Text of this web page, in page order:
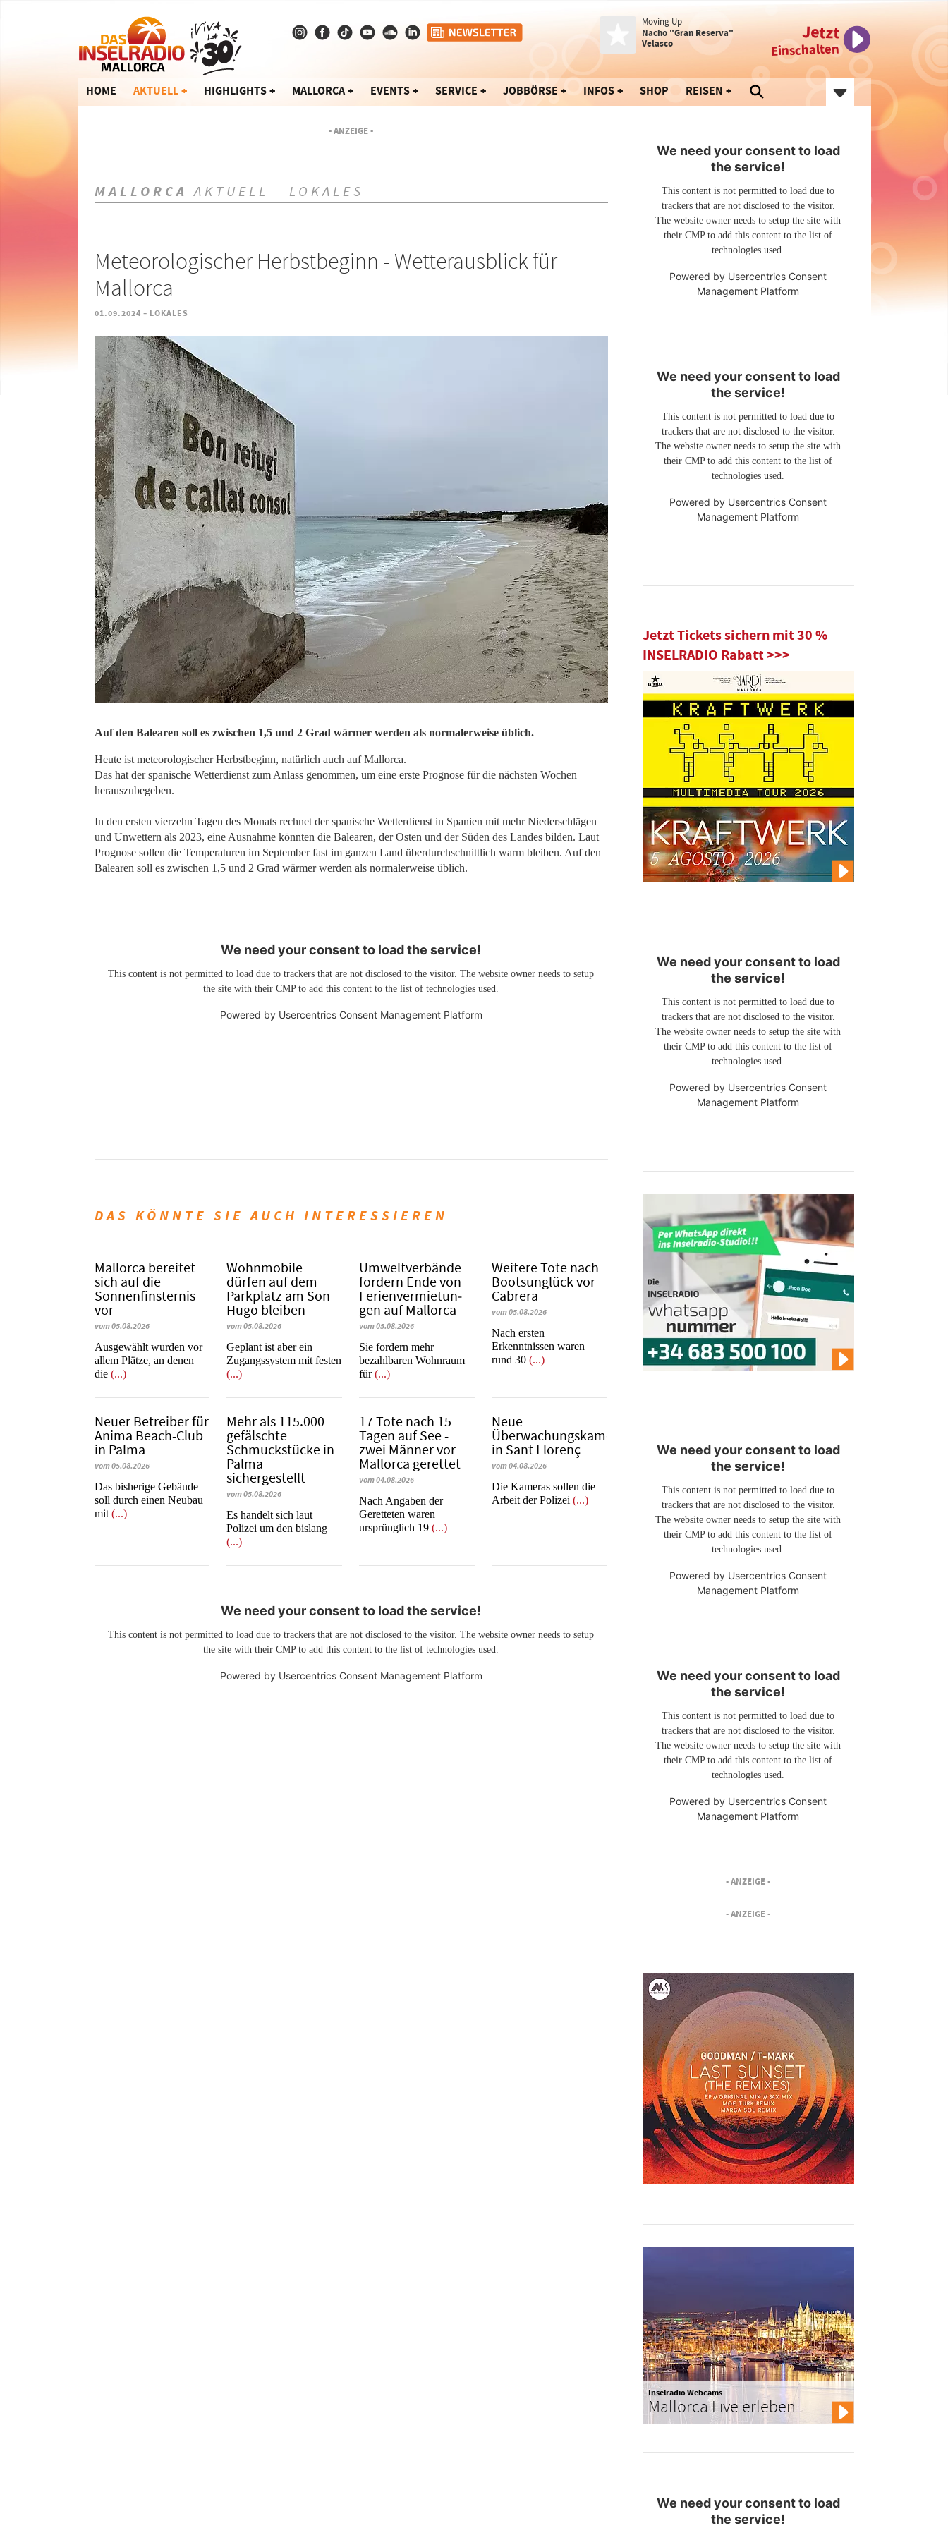
Moving Up
Nacho "Gran Reserva"
Velasco
Jetzt
Einschalten
HOME AKTUELL HIGHLIGHTS MALLORCA EVENTS SERVICE JOBBÖRSE INFOS SHOP REISEN
- ANZEIGE -
MALLORCA AKTUELL - LOKALES
Meteorologischer Herbstbeginn - Wetterausblick für
Mallorca
01.09.2024 - LOKALES
Auf den Balearen soll es zwischen 1,5 und 2 Grad wärmer werden als normalerweise üblich.
Heute ist meteorologischer Herbstbeginn, natürlich auch auf Mallorca.
Das hat der spanische Wetterdienst zum Anlass genommen, um eine erste Prognose für die nächsten Wochen
herauszubegeben.
In den ersten vierzehn Tagen des Monats rechnet der spanische Wetterdienst in Spanien mit mehr Niederschlägen
und Unwettern als 2023, eine Ausnahme könnten die Balearen, der Osten und der Süden des Landes bilden. Laut
Prognose sollen die Temperaturen im September fast im ganzen Land überdurchschnittlich warm bleiben. Auf den
Balearen soll es zwischen 1,5 und 2 Grad wärmer werden als normalerweise üblich.
We need your consent to load the service!
This content is not permitted to load due to trackers that are not disclosed to the visitor. The website owner needs to setup
the site with their CMP to add this content to the list of technologies used.
Powered by Usercentrics Consent Management Platform
DAS KÖNNTE SIE AUCH INTERESSIEREN
Mallorca bereitet
sich auf die
Sonnenfinsternis
vor
vom 05.08.2026
Ausgewählt wurden vor
allem Plätze, an denen
die (...)
Wohnmobile
dürfen auf dem
Parkplatz am Son
Hugo bleiben
vom 05.08.2026
Geplant ist aber ein
Zugangssystem mit festen
(...)
Umweltverbände
fordern Ende von
Fe­ri­en­ver­mie­tun­
gen auf Mallorca
vom 05.08.2026
Sie fordern mehr
bezahlbaren Wohnraum
für(...)
Weitere Tote nach
Bootsunglück vor
Cabrera
vom 05.08.2026
​​​​​​​Nach ersten
Erkenntnissen waren
rund 30(...)
Neuer Betreiber für
Anima Beach-Club
in Palma
vom 05.08.2026
Das bisherige Gebäude
soll durch einen Neubau
mit (...)
Mehr als 115.000
gefälschte
Schmuckstücke in
Palma
sichergestellt
vom 05.08.2026
Es handelt sich laut
Polizei um den bislang
(...)
17 Tote nach 15
Tagen auf See -
zwei Männer vor
Mallorca gerettet
vom 04.08.2026
Nach Angaben der
Geretteten waren
ursprünglich 19(...)
Neue
Überwachungskameras
in Sant Llorenç
vom 04.08.2026
​​​​​​​Die Kameras sollen die
Arbeit der Polizei(...)
We need your consent to load the service!
This content is not permitted to load due to trackers that are not disclosed to the visitor. The website owner needs to setup
the site with their CMP to add this content to the list of technologies used.
Powered by Usercentrics Consent Management Platform
We need your consent to load
the service!
This content is not permitted to load due to
trackers that are not disclosed to the visitor.
The website owner needs to setup the site with
their CMP to add this content to the list of
technologies used.
Powered by Usercentrics Consent
Management Platform
We need your consent to load
the service!
This content is not permitted to load due to
trackers that are not disclosed to the visitor.
The website owner needs to setup the site with
their CMP to add this content to the list of
technologies used.
Powered by Usercentrics Consent
Management Platform
Jetzt Tickets sichern mit 30 %
INSELRADIO Rabatt >>>
We need your consent to load
the service!
This content is not permitted to load due to
trackers that are not disclosed to the visitor.
The website owner needs to setup the site with
their CMP to add this content to the list of
technologies used.
Powered by Usercentrics Consent
Management Platform
We need your consent to load
the service!
This content is not permitted to load due to
trackers that are not disclosed to the visitor.
The website owner needs to setup the site with
their CMP to add this content to the list of
technologies used.
Powered by Usercentrics Consent
Management Platform
We need your consent to load
the service!
This content is not permitted to load due to
trackers that are not disclosed to the visitor.
The website owner needs to setup the site with
their CMP to add this content to the list of
technologies used.
Powered by Usercentrics Consent
Management Platform
- ANZEIGE -
- ANZEIGE -
Inselradio Webcams
Mallorca Live erleben
We need your consent to load
the service!